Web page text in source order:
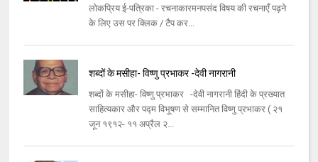
लोकप्रिय ई-पत्रिका - रचनाकारमनपसंद विषय की रचनाएँ पढ़ने
के लिए उस पर क्लिक / टैप कर...
शब्दों के मसीहा- विष्णु प्रभाकर -देवी नागरानी
शब्दों के मसीहा- विष्णु प्रभाकर -देवी नागरानी हिंदी के प्रख्यात
साहित्यकार और पद्म विभूषण से सम्मानित विष्णु प्रभाकर ( २१
जून १९१२- ११ अप्रैल २...